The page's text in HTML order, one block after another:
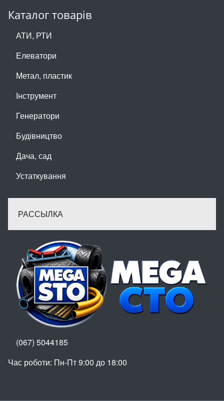
Каталог товарів
АТИ, РТИ
Елеватори
Метал, пластик
Інструмент
Генератори
Будівництво
Дача, сад
Устаткування
РАССЫЛКА
(067) 5044185
Час роботи: Пн-Пт 9:00 до 18:00